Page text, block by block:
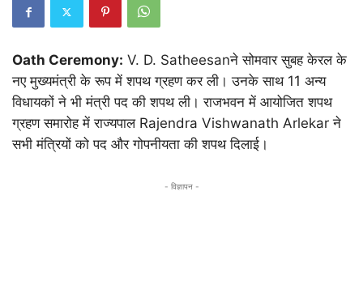
Oath Ceremony: V. D. Satheesanने सोमवार सुबह केरल के
नए मुख्यमंत्री के रूप में शपथ ग्रहण कर ली। उनके साथ 11 अन्य
विधायकों ने भी मंत्री पद की शपथ ली। राजभवन में आयोजित शपथ
ग्रहण समारोह में राज्यपाल Rajendra Vishwanath Arlekar ने
सभी मंत्रियों को पद और गोपनीयता की शपथ दिलाई।
- विज्ञापन -